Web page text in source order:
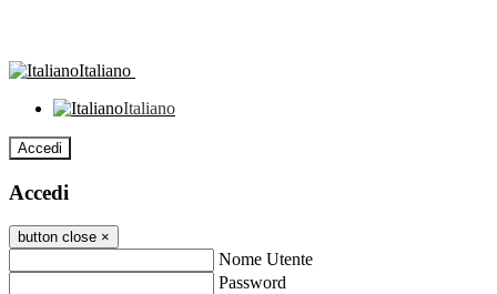
Italiano
Italiano
Accedi
Accedi
button close ×
Nome Utente
Password